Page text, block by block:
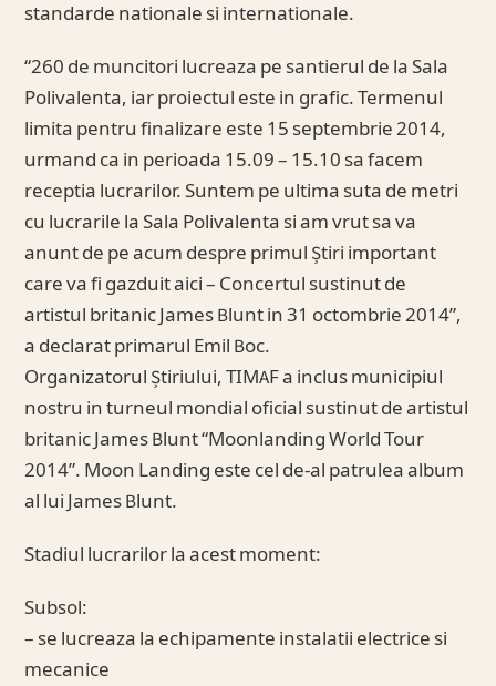
standarde nationale si internationale.
“260 de muncitori lucreaza pe santierul de la Sala
Polivalenta, iar proiectul este in grafic. Termenul
limita pentru finalizare este 15 septembrie 2014,
urmand ca in perioada 15.09 – 15.10 sa facem
receptia lucrarilor. Suntem pe ultima suta de metri
cu lucrarile la Sala Polivalenta si am vrut sa va
anunt de pe acum despre primul Știri important
care va fi gazduit aici – Concertul sustinut de
artistul britanic James Blunt in 31 octombrie 2014”,
a declarat primarul Emil Boc.
Organizatorul Știriului, TIMAF a inclus municipiul
nostru in turneul mondial oficial sustinut de artistul
britanic James Blunt “Moonlanding World Tour
2014”. Moon Landing este cel de-al patrulea album
al lui James Blunt.
Stadiul lucrarilor la acest moment:
Subsol:
– se lucreaza la echipamente instalatii electrice si
mecanice